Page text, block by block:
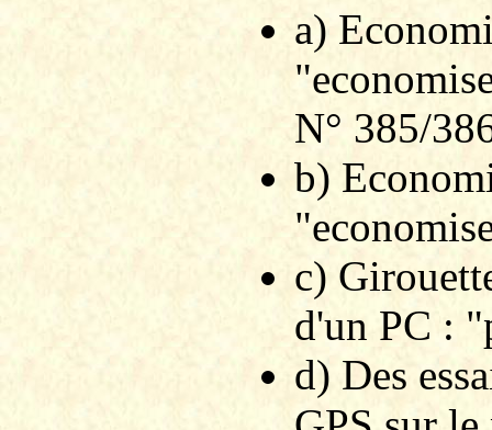
a)
N° 385/
b)
c)
d'un PC :
d) Des